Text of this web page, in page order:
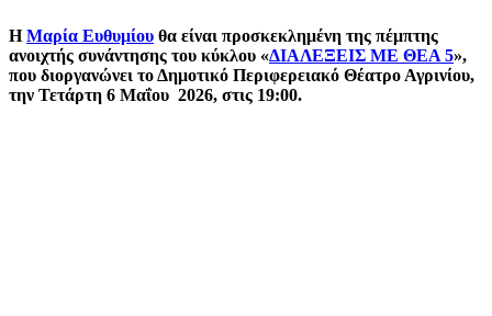
ΗΜαρία Ευθυμίου θα είναι προσκεκλημένη της πέμπτης
ανοιχτής συνάντησης του κύκλου «ΔΙΑΛΕΞΕΙΣ ΜΕ ΘΕΑ 5»,
που διοργανώνει το Δημοτικό Περιφερειακό Θέατρο Αγρινίου,
την Τετάρτη 6 Μαΐου 2026, στις 19:00.